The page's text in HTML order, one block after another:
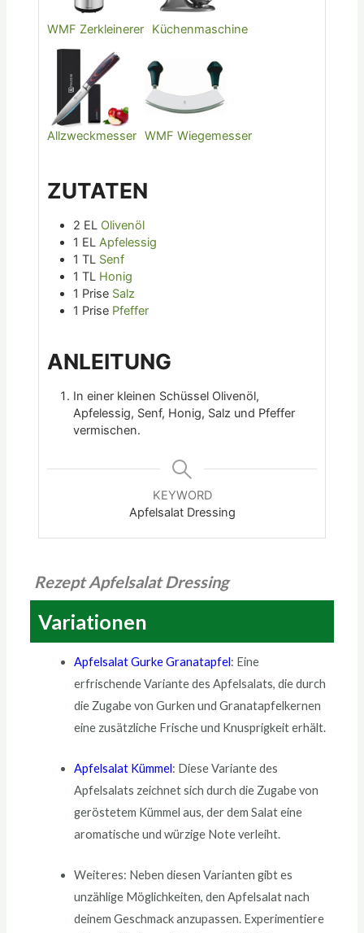
WMF Zerkleinerer Küchenmaschine
Allzweckmesser WMF Wiegemesser
ZUTATEN
2 EL Olivenöl
1 EL Apfelessig
1 TL Senf
1 TL Honig
1 Prise Salz
1 Prise Pfeffer
ANLEITUNG
In einer kleinen Schüssel Olivenöl,
Apfelessig, Senf, Honig, Salz und Pfeffer
vermischen.
KEYWORD
Apfelsalat Dressing
Rezept Apfelsalat Dressing
Variationen
Apfelsalat Gurke Granatapfel: Eine
erfrischende Variante des Apfelsalats, die durch
die Zugabe von Gurken und Granatapfelkernen
eine zusätzliche Frische und Knusprigkeit erhält.
Apfelsalat Kümmel: Diese Variante des
Apfelsalats zeichnet sich durch die Zugabe von
geröstetem Kümmel aus, der dem Salat eine
aromatische und würzige Note verleiht.
Weiteres: Neben diesen Varianten gibt es
unzählige Möglichkeiten, den Apfelsalat nach
deinem Geschmack anzupassen. Experimentiere